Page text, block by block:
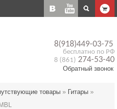
8(918)449-03-75
бесплатно по РФ
8 (861) 274-53-40
Обратный звонок
товары » Гитары »